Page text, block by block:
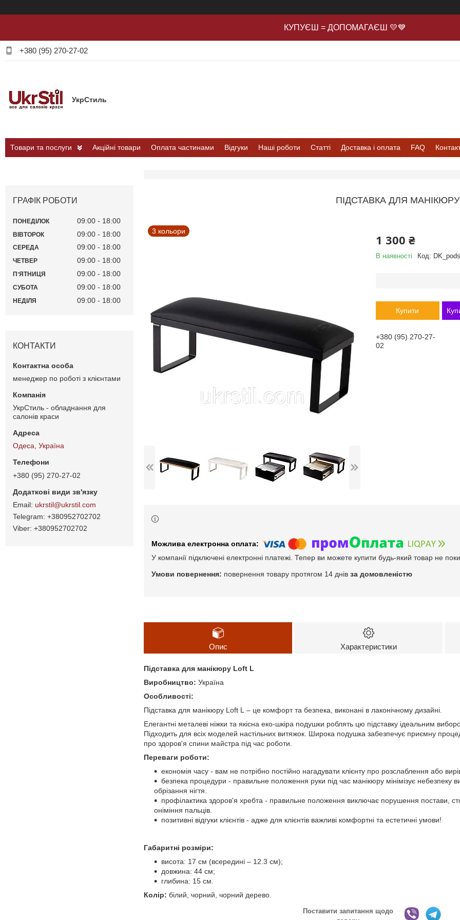
КУПУЄШ = ДОПОМАГАЄШ 💛💙
+380 (95) 270-27-02
УкрСтиль
Товари та послуги Акційні товари Оплата частинами Відгуки Наші роботи Статті Доставка і оплата FAQ
ПІДСТАВКА ДЛЯ МАНІКЮРУ
3 кольори
1 300 ₴
В наявності Код:
Купити
+380 (95) 270-27-
02
У компанії підключені електронні платежі. Тепер ви можете купити будь-який товар не
повернення товару протягом 14 днів за домовленістю
Опис Характеристики
Підставка для манікюру Loft L
Виробництво: Україна
Особливості:
Підставка для манікюру Loft L – це комфорт та безпека, виконані в лаконічному дизайні.
Елегантні металеві ніжки та якісна еко-шкіра подушки роблять цю підставку ідеальним
Підходить для всіх моделей настільних витяжок. Широка подушка забезпечує приємну
про здоров'я спини майстра під час роботи.
Переваги роботи:
економія часу - вам не потрібно постійно нагадувати клієнту про розслаблення або
безпека процедури - правильне положення руки під час манікюру мінімізує небезпеку
обрізання нігтя.
профілактика здоров'я хребта - правильне положення виключає порушення постави,
оніміння пальців.
позитивні відгуки клієнтів - адже для клієнтів важливі комфортні та естетичні умови!
Габаритні розміри:
висота: 17 см (всередині – 12.3 см);
довжина: 44 см;
глибина: 15 см.
Колір: білий, чорний, чорний дерево.
Поставити запитання щодо
ГРАФІК РОБОТИ
ПОНЕДІЛОК 09:00 18:00
ВІВТОРОК 09:00 18:00
СЕРЕДА 09:00 18:00
ЧЕТВЕР 09:00 18:00
ПʼЯТНИЦЯ 09:00 18:00
СУБОТА 09:00 18:00
НЕДІЛЯ 09:00 18:00
КОНТАКТИ
менеджер по роботі з клієнтами
УкрСтиль - обладнання для
салонів краси
Одеса, Україна
+380 (95) 270-27-02
ukrstil@ukrstil.com
+380952702702
+380952702702